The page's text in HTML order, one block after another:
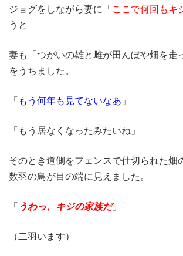
ジョグをしながら妻に「ここで何回もキ
うと
妻も「つがいの雄と雌が田んぼや畑を走
をうちました。
「 もう何年も見てないなあ 」
「もう居なくなったみたいね」
そのとき道側をフェンスで仕切られた畑
数羽の鳥が目の端に見えました。
「 うわっ、キジの家族だ」
（二羽います）